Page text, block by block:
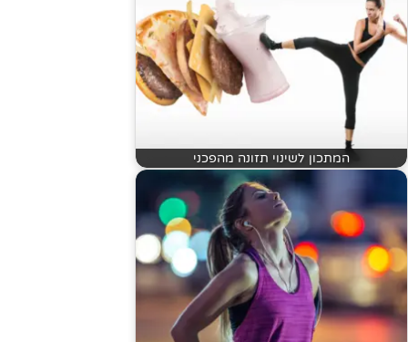
המתכון לשינוי תזונה מהפכני